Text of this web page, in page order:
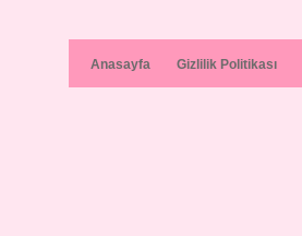
Anasayfa Gizlilik Politikası